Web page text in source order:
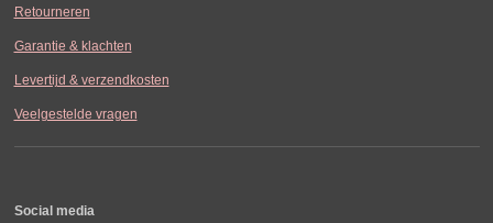
Retourneren
Garantie & klachten
Levertijd & verzendkosten
Veelgestelde vragen
Social media